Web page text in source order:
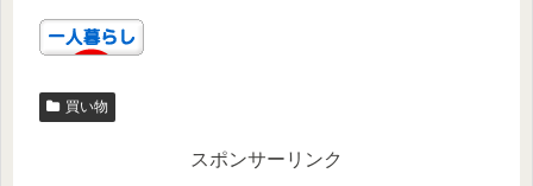
買い物
スポンサーリンク